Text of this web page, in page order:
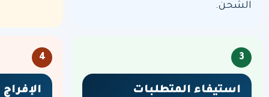
الشحن.
3
استيفاء المتطلبات
4